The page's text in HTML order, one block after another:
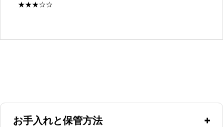
★★★☆☆
お手入れと保管方法